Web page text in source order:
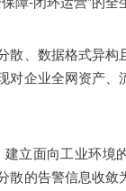
散、数据格式异
企业全网资产、
立面向工业环境
散的告警信息收